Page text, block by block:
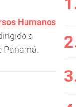
Humanos
a
Panamá.